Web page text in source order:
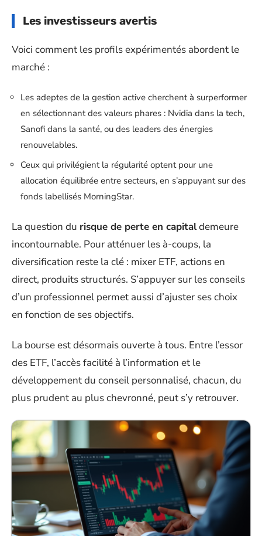
Les investisseurs avertis
Voici comment les profils expérimentés abordent le
marché :
Les adeptes de la gestion active cherchent à surperformer
en sélectionnant des valeurs phares : Nvidia dans la tech,
Sanofi dans la santé, ou des leaders des énergies
renouvelables.
Ceux qui privilégient la régularité optent pour une
allocation équilibrée entre secteurs, en s’appuyant sur des
fonds labellisés MorningStar.
La question du risque de perte en capitaldemeure
incontournable. Pour atténuer les à-coups, la
diversification reste la clé : mixer ETF, actions en
direct, produits structurés. S’appuyer sur les conseils
d’un professionnel permet aussi d’ajuster ses choix
en fonction de ses objectifs.
La bourse est désormais ouverte à tous. Entre l’essor
des ETF, l’accès facilité à l’information et le
développement du conseil personnalisé, chacun, du
plus prudent au plus chevronné, peut s’y retrouver.